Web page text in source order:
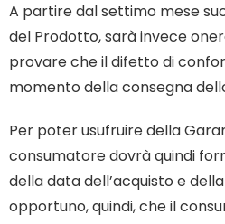
A partire dal settimo mese
del Prodotto, sarà invece
provare che il difetto di
momento della consegna
Per poter usufruire della
consumatore dovrà quindi
della data dell’acquisto e
opportuno, quindi, che il